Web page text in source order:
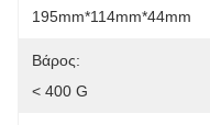
195mm*114mm*44mm
Βάρος:
< 400 G